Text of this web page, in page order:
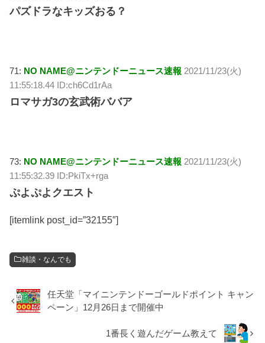
パズドラなキッズおる？
71: NO NAME@ニンテンドーニュース速報 2021/11/23(火)
11:55:18.44 ID:ch6Cd1rAa
ロマサガ3の玄武術ババア
73: NO NAME@ニンテンドーニュース速報 2021/11/23(火)
11:55:32.39 ID:PkiTx+rga
ぷよぷよクエスト
[itemlink post_id=”32155″]
雑談・なんでも
任天堂「マイニンテンドーゴールドポイント キャン
ペーン」12月26日まで開催中
1番長く遊んだゲーム教えて